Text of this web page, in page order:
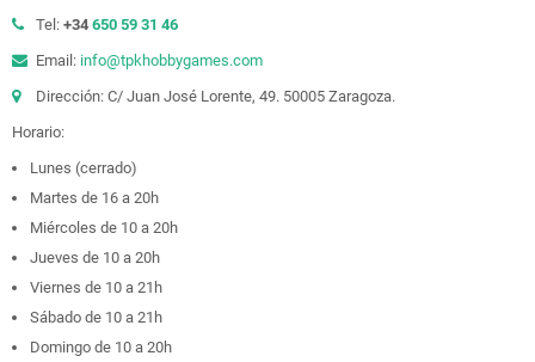
Tel: +34 650 59 31 46
Email: info@tpkhobbygames.com
Dirección: C/ Juan José Lorente, 49. 50005 Zaragoza.
Horario:
Lunes (cerrado)
Martes de 16 a 20h
Miércoles de 10 a 20h
Jueves de 10 a 20h
Viernes de 10 a 21h
Sábado de 10 a 21h
Domingo de 10 a 20h